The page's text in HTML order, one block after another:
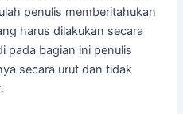
penulis memberitahukan
harus dilakukan secara
pada bagian ini penulis
secara urut dan tidak